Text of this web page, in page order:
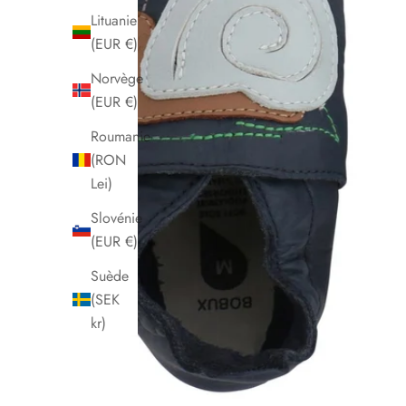
Lituanie
(EUR €)
Norvège
(EUR €)
Roumanie
(RON
Lei)
Slovénie
(EUR €)
Suède
(SEK
kr)